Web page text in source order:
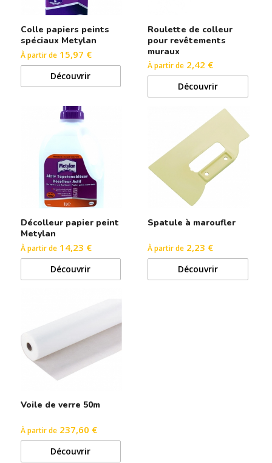
Colle papiers peints
spéciaux Metylan
À partir de15,97 €
Découvrir
Roulette de colleur
pour revêtements
muraux
À partir de 2,42 €
Découvrir
Décolleur papier peint
Metylan
À partir de14,23 €
Découvrir
Spatule à maroufler
À partir de 2,23 €
Découvrir
Voile de verre 50m
À partir de237,60 €
Découvrir